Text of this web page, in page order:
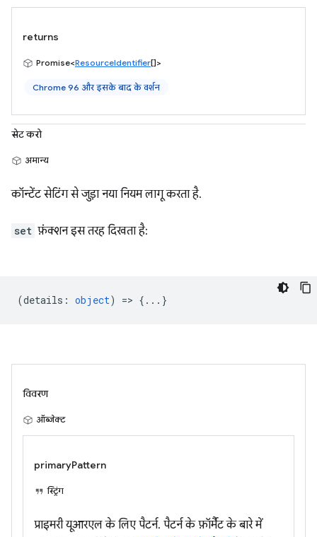
returns
Promise<ResourceIdentifier[]>
Chrome 96 और इसके बाद के वर्शन
सेट करो
अमान्य
कॉन्टेंट सेटिंग से जुड़ा नया नियम लागू करता है.
set फ़ंक्शन इस तरह दिखता है:
(details : object) => {...}
विवरण
ऑब्जेक्ट
primaryPattern
स्ट्रिंग
प्राइमरी यूआरएल के लिए पैटर्न. पैटर्न के फ़ॉर्मैट के बारे में